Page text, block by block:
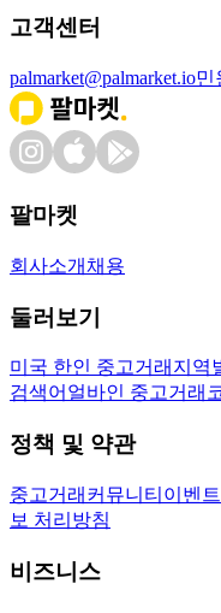
고객센터
palmarket@palmarket.io민
팔마켓
회사소개 채용
둘러보기
미국 한인 중고거래 지역
검색어 얼바인 중고거래
정책 및 약관
중고거래 커뮤니티 이벤트
보 처리방침
비즈니스